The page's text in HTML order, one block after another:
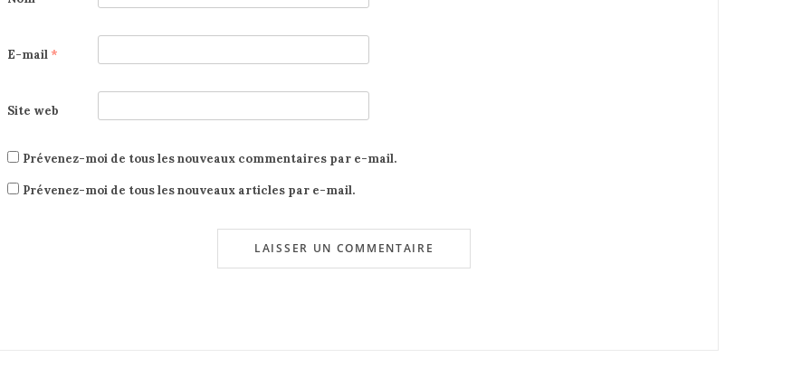
E-mail *
Site web
Prévenez-moi de tous les nouveaux commentaires par e-mail.
Prévenez-moi de tous les nouveaux articles par e-mail.